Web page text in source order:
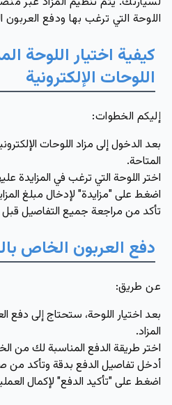
اللوحة التي ترغب بها ودفع العربون
كيفية اختيار اللوحة
اللوحات الإلكترونية
إليكم الخطوات:
بعد الدخول إلى مزاد اللوحات
المتاحة.
اختر اللوحة التي ترغب في المزايدة
اضغط على "مزايدة" لإدخال مبلغ
تأكد من مراجعة جميع التفاصيل قبل
دفع العربون الخاص
عن طريق:
بعد اختيار اللوحة، ستحتاج إلى دفع
المزاد.
اختر طريقة الدفع المناسبة لك من
أدخل تفاصيل الدفع بدقة وتأكد من
اضغط على "تأكيد الدفع" لإكمال